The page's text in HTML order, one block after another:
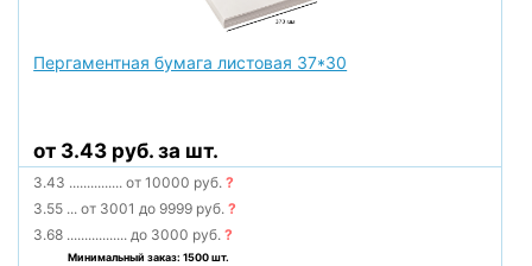
Пергаментная бумага листовая 37*30
от 3.43 руб. за шт.
3.43 ............... от 10000 руб.?
3.55 ... от 3001 до 9999 руб.?
3.68 ................. до 3000 руб.?
Минимальный заказ: 1500 шт.